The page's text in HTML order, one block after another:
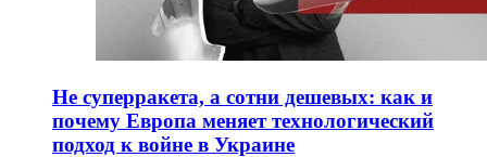
Не суперракета, а сотни дешевых: как и
почему Европа меняет технологический
подход к войне в Украине